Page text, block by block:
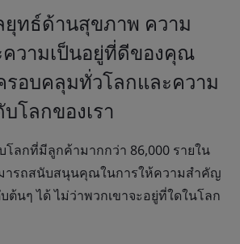
ทธ์ด้านสุขภาพ ความ
วามเป็นอยู่ที่ดีของคุณ
รอบคลุมทั่วโลกและความ
โลกของเรา
โลกที่มีลูกค้ามากกว่า 86,000 รายใน
มารถสนับสนุนคุณในการให้ความสำคัญ
ต้นๆ ได้ ไม่ว่าพวกเขาจะอยู่ที่ใดในโลก